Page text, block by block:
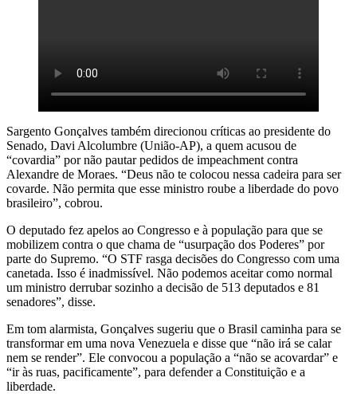
Sargento Gonçalves também direcionou críticas ao presidente do
Senado, Davi Alcolumbre (União-AP), a quem acusou de
“covardia” por não pautar pedidos de impeachment contra
Alexandre de Moraes. “Deus não te colocou nessa cadeira para ser
covarde. Não permita que esse ministro roube a liberdade do povo
brasileiro”, cobrou.
O deputado fez apelos ao Congresso e à população para que se
mobilizem contra o que chama de “usurpação dos Poderes” por
parte do Supremo. “O STF rasga decisões do Congresso com uma
canetada. Isso é inadmissível. Não podemos aceitar como normal
um ministro derrubar sozinho a decisão de 513 deputados e 81
senadores”, disse.
Em tom alarmista, Gonçalves sugeriu que o Brasil caminha para se
transformar em uma nova Venezuela e disse que “não irá se calar
nem se render”. Ele convocou a população a “não se acovardar” e
“ir às ruas, pacificamente”, para defender a Constituição e a
liberdade.